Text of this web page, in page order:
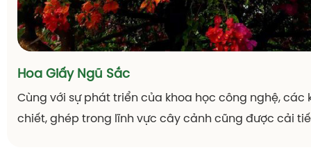
Cách Trồng Và Chăm Sóc Cây Chanh Vàng